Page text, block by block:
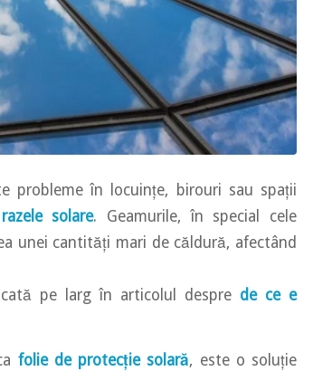
probleme în locuințe, birouri sau spații
solare. Geamurile, în special cele
unei cantități mari de căldură, afectând
pe larg în articolul despre de ce e
folie de protecție solară, este o soluție